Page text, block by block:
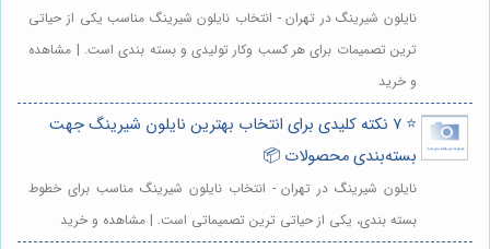
نایلون شیرینگ در تهران - انتخاب نایلون شیرینگ مناسب یکی از حیاتی
ترین تصمیمات برای هر کسب وکار تولیدی و بسته بندی است. | مشاهده
و خرید
⭐️ ۷ نکته کلیدی برای انتخاب بهترین نایلون شیرینگ جهت
بسته‌بندی محصولات 📦
نایلون شیرینگ در تهران - انتخاب نایلون شیرینگ مناسب برای خطوط
بسته بندی، یکی از حیاتی ترین تصمیماتی است. | مشاهده و خرید